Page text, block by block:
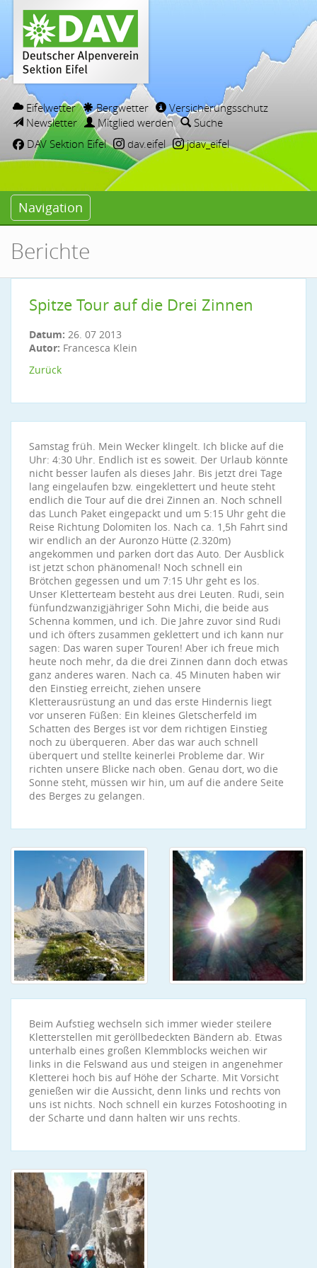
Eifelwetter Bergwetter
Versicherungsschutz
Newsletter
Mitglied werden
Suche
DAV Sektion Eifel
dav.eifel jdav_eifel
Navigation
Berichte
Spitze Tour auf die Drei Zinnen
Datum: 26. 07 2013
Autor: Francesca Klein
Zurück
Samstag früh. Mein Wecker klingelt. Ich blicke auf die
Uhr: 4:30 Uhr. Endlich ist es soweit. Der Urlaub könnte
nicht besser laufen als dieses Jahr. Bis jetzt drei Tage
lang eingelaufen bzw. eingeklettert und heute steht
endlich die Tour auf die drei Zinnen an. Noch schnell
das Lunch Paket eingepackt und um 5:15 Uhr geht die
Reise Richtung Dolomiten los. Nach ca. 1,5h Fahrt sind
wir endlich an der Auronzo Hütte (2.320m)
angekommen und parken dort das Auto. Der Ausblick
ist jetzt schon phänomenal! Noch schnell ein
Brötchen gegessen und um 7:15 Uhr geht es los.
Unser Kletterteam besteht aus drei Leuten. Rudi, sein
fünfundzwanzigjähriger Sohn Michi, die beide aus
Schenna kommen, und ich. Die Jahre zuvor sind Rudi
und ich öfters zusammen geklettert und ich kann nur
sagen: Das waren super Touren! Aber ich freue mich
heute noch mehr, da die drei Zinnen dann doch etwas
ganz anderes waren. Nach ca. 45 Minuten haben wir
den Einstieg erreicht, ziehen unsere
Kletterausrüstung an und das erste Hindernis liegt
vor unseren Füßen: Ein kleines Gletscherfeld im
Schatten des Berges ist vor dem richtigen Einstieg
noch zu überqueren. Aber das war auch schnell
überquert und stellte keinerlei Probleme dar. Wir
richten unsere Blicke nach oben. Genau dort, wo die
Sonne steht, müssen wir hin, um auf die andere Seite
des Berges zu gelangen.
Beim Aufstieg wechseln sich immer wieder steilere
Kletterstellen mit geröllbedeckten Bändern ab. Etwas
unterhalb eines großen Klemmblocks weichen wir
links in die Felswand aus und steigen in angenehmer
Kletterei hoch bis auf Höhe der Scharte. Mit Vorsicht
genießen wir die Aussicht, denn links und rechts von
uns ist nichts. Noch schnell ein kurzes Fotoshooting in
der Scharte und dann halten wir uns rechts.